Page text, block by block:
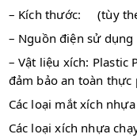
– Kích thước: (tùy
– Nguồn điện sử
– Vật liệu xích: Plastic
đảm bảo an toàn thực
Các loại mắt xích
Các loại xích nhựa